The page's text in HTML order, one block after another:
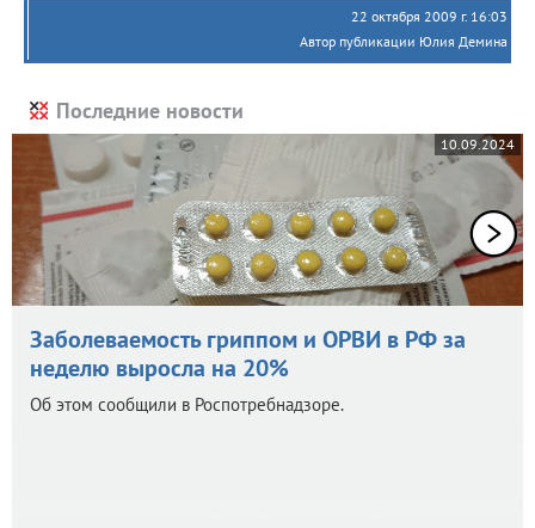
22 октября 2009 г. 16:03
Автор публикации Юлия Демина
Последние новости
10.09.2024
Заболеваемость гриппом и ОРВИ в РФ за
неделю выросла на 20%
Об этом сообщили в Роспотребнадзоре.